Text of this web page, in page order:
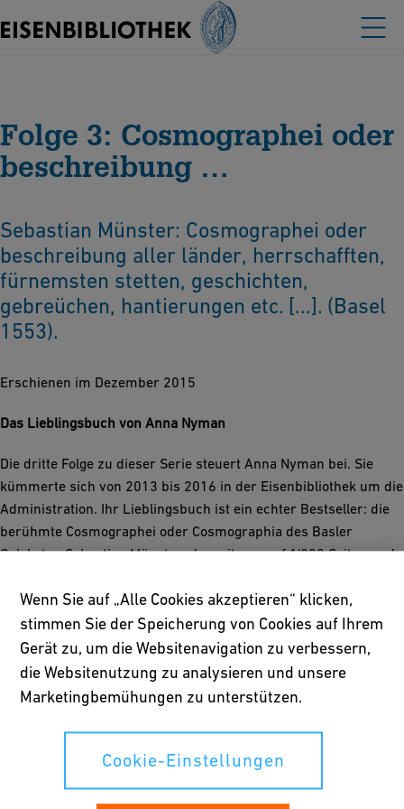
Folge 3: Cosmographei oder
beschreibung …
Sebastian Münster: Cosmographei oder
beschreibung aller länder, herrschafften,
fürnemsten stetten, geschichten,
gebreüchen, hantierungen etc. [...]. (Basel
1553).
Erschienen im Dezember 2015
Das Lieblingsbuch von Anna Nyman
Die dritte Folge zu dieser Serie steuert Anna Nyman bei. Sie
kümmerte sich von 2013 bis 2016 in der Eisenbibliothek um die
Administration. Ihr Lieblingsbuch ist ein echter Bestseller: die
berühmte Cosmographei oder Cosmographia des Basler
Gelehrten Sebastian Münster, der mit uns auf 1'200 Seiten und
bekannte Welt unternimmt.
Die Leserin
Sebastian Münster: Cosmographei oder
Wenn Sie auf „Alle Cookies akzeptieren“ klicken,
stimmen Sie der Speicherung von Cookies auf Ihrem
Gerät zu, um die Websitenavigation zu verbessern,
die Websitenutzung zu analysieren und unsere
Marketingbemühungen zu unterstützen.
Cookie-Einstellungen